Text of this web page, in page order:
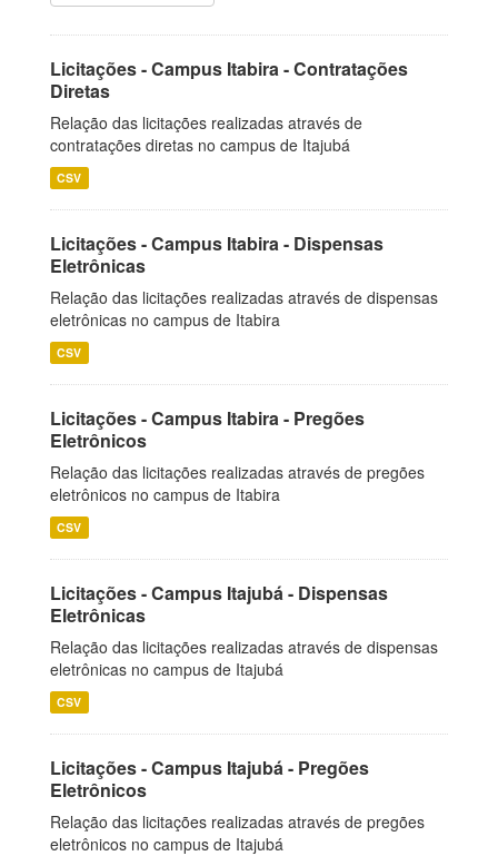
Licitações - Campus Itabira - Contratações
Diretas
Relação das licitações realizadas através de
contratações diretas no campus de Itajubá
CSV
Licitações - Campus Itabira - Dispensas
Eletrônicas
Relação das licitações realizadas através de dispensas
eletrônicas no campus de Itabira
CSV
Licitações - Campus Itabira - Pregões
Eletrônicos
Relação das licitações realizadas através de pregões
eletrônicos no campus de Itabira
CSV
Licitações - Campus Itajubá - Dispensas
Eletrônicas
Relação das licitações realizadas através de dispensas
eletrônicas no campus de Itajubá
CSV
Licitações - Campus Itajubá - Pregões
Eletrônicos
Relação das licitações realizadas através de pregões
eletrônicos no campus de Itajubá